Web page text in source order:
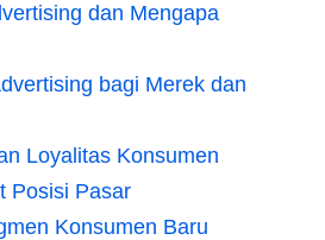
dan Mengapa
bagi Merek dan
Loyalitas Konsumen
Posisi Pasar
Konsumen Baru